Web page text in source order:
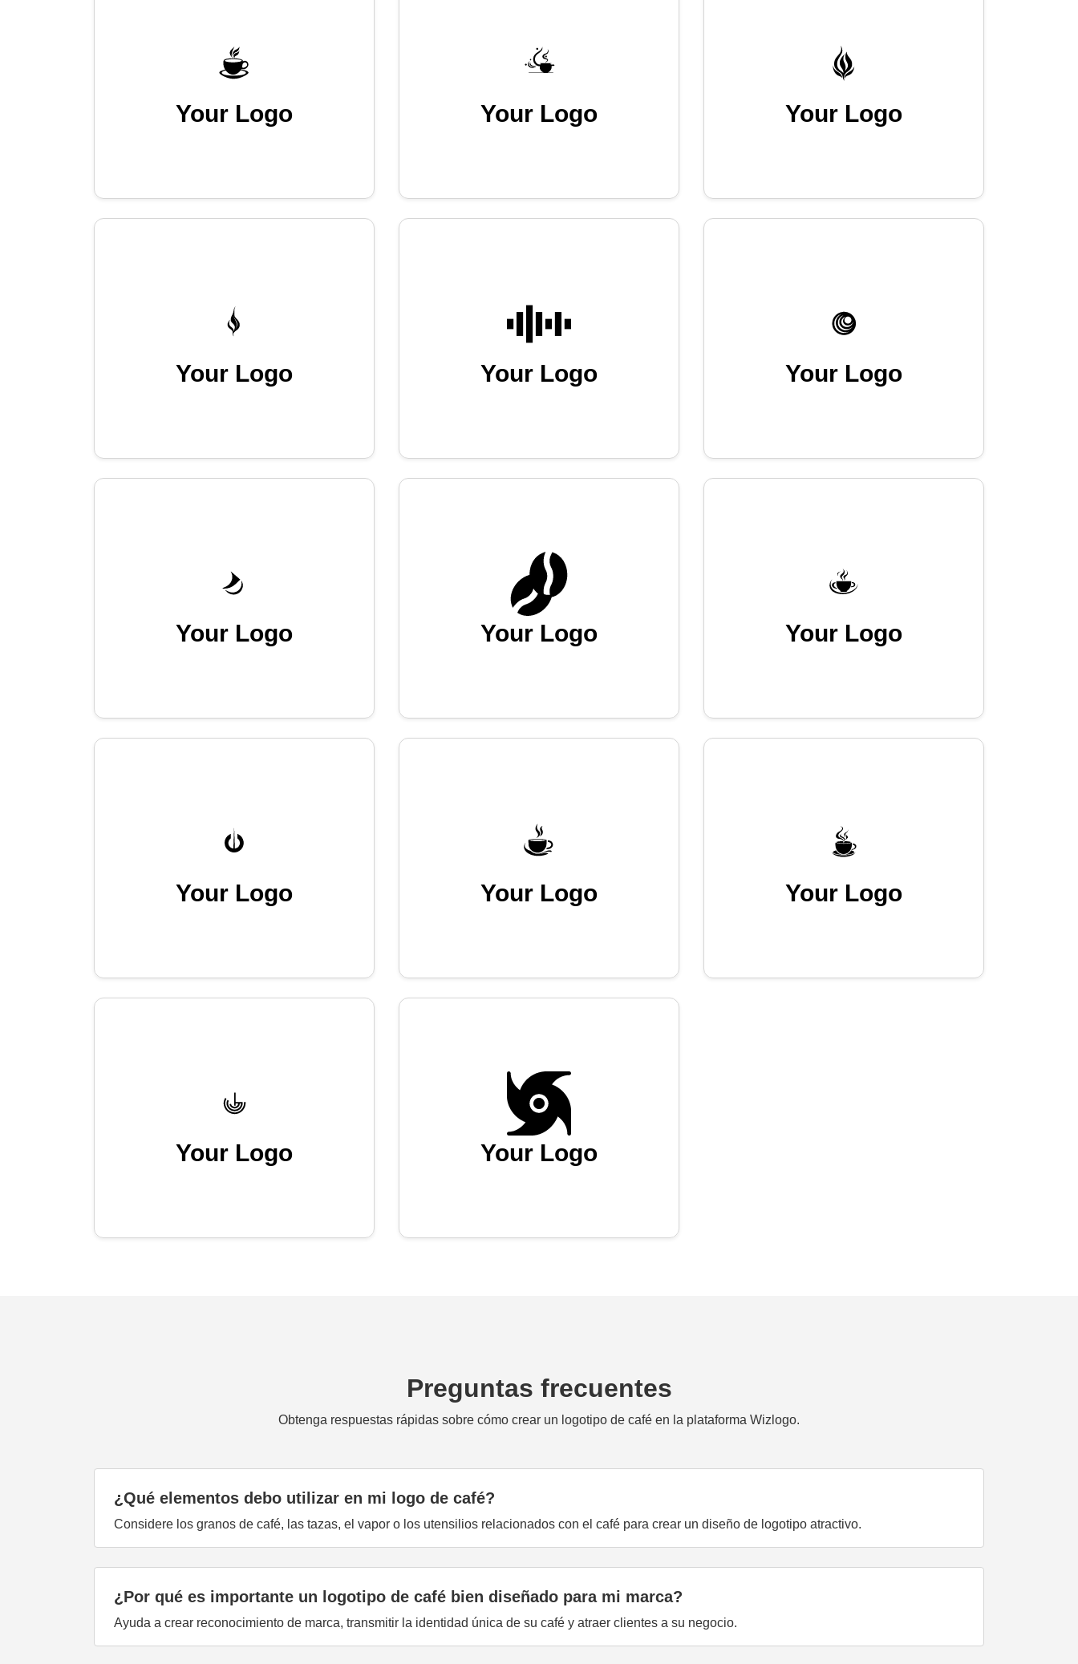
Your Logo Your Logo Your Logo
Your Logo Your Logo Your Logo
Your Logo Your Logo Your Logo
Your Logo Your Logo Your Logo
Your Logo Your Logo
Preguntas frecuentes
Obtenga respuestas rápidas sobre cómo crear un logotipo de café en la plataforma Wizlogo.
¿Qué elementos debo utilizar en mi logo de café?
Considere los granos de café, las tazas, el vapor o los utensilios relacionados con el café para crear un diseño de logotipo atractivo.
¿Por qué es importante un logotipo de café bien diseñado para mi marca?
Ayuda a crear reconocimiento de marca, transmitir la identidad única de su café y atraer clientes a su negocio.